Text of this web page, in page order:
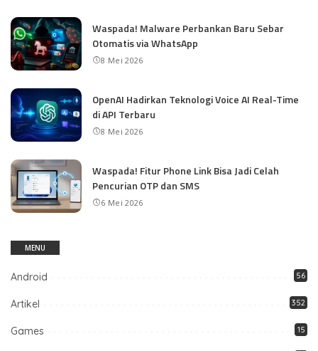
Waspada! Malware Perbankan Baru Sebar
Otomatis via WhatsApp
8 Mei 2026
OpenAI Hadirkan Teknologi Voice AI Real-Time
di API Terbaru
8 Mei 2026
Waspada! Fitur Phone Link Bisa Jadi Celah
Pencurian OTP dan SMS
6 Mei 2026
MENU
Android 56
Artikel 352
Games 15